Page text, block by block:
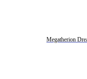
Megatherion